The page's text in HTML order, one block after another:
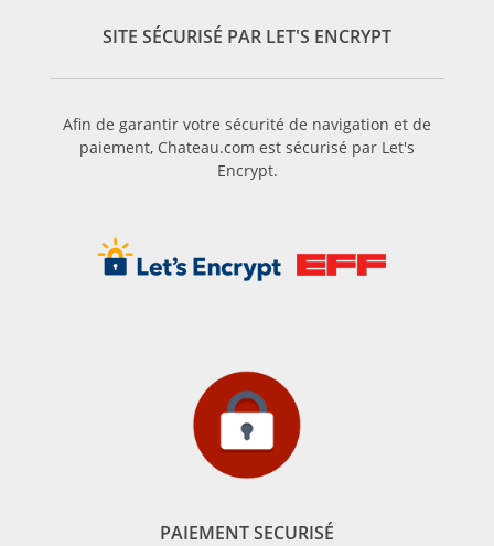
SITE SÉCURISÉ PAR LET'S ENCRYPT
Afin de garantir votre sécurité de navigation et de
paiement, Chateau.com est sécurisé par Let's
Encrypt.
PAIEMENT SECURISÉ